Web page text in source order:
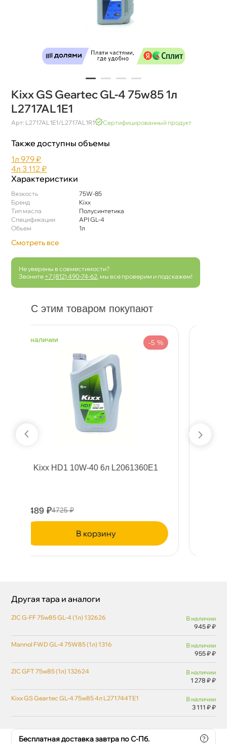
Kixx GS Geartec GL-4 75w85 1л
L2717AL1E1
Арт: L2717AL1E1/L2717AL1R1 Сертифицированный продукт
Также доступны объемы
1л 979 ₽
4л 3 112 ₽
Характеристики
язкость
75W-85
Бренд
Kixx
Тип масла
Полусинтетика
Спецификации
API GL-4
Объем
1л
Смотреть все
Не уверены в совместимости?
Звоните +7 (812) 490-74-62 , мы все проверим и подскажем!
С этим товаром покупают
Лукойл GENESIS ARMORTECH FD
4403 ₽
корзину
Бесплатная доставка завтра по С-Пб. ?
Другая тара и аналоги
ZIC G-FF 75w85 GL-4 (1л) 132626
наличии
945 ₽ ₽
Mannol FWD GL-4 75W85 (1л) 1316
наличии
955 ₽ ₽
ZIC GFT 75w85 (1л) 132624
наличии
1 278 ₽ ₽
Kixx GS Geartec GL-4 75w85 4л L271744TE1
наличии
3 111 ₽ ₽